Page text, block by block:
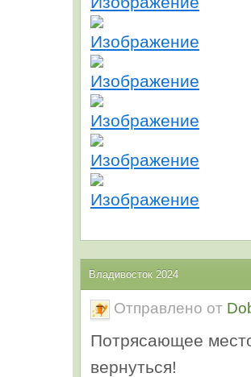
Владивосток 2024
Отправлено от
Потрясающее
вернуться!